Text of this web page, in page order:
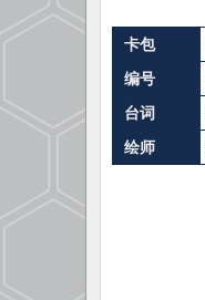
卡包
编号
台词
绘师